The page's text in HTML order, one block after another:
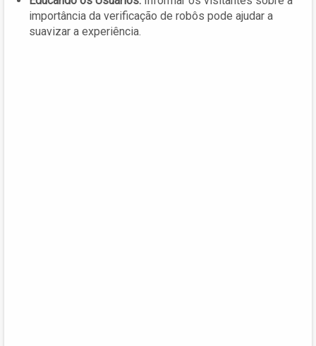
importância da verificação de robôs pode ajudar a
suavizar a experiência.